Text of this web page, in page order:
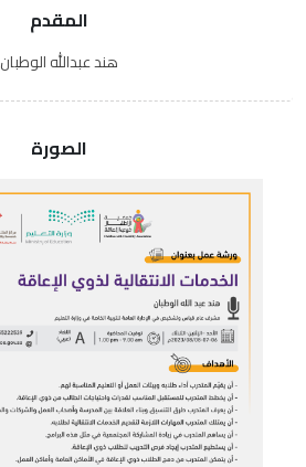
المقدم
هند عبدالله الوطبان
الصورة